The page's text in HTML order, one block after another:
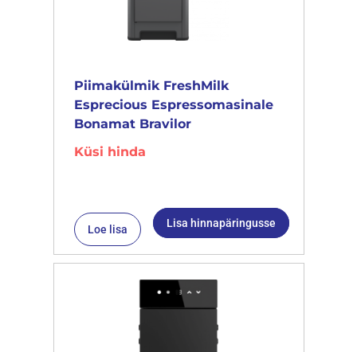
Piimakülmik FreshMilk
Esprecious Espressomasinale
Bonamat Bravilor
Küsi hinda
Loe lisa Lisa hinnapäringusse